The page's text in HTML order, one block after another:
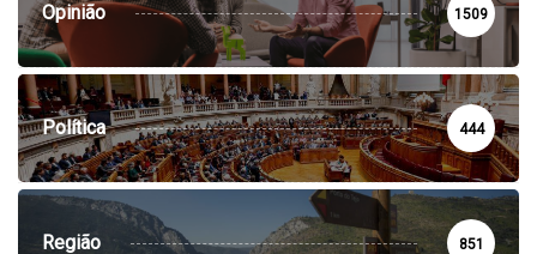
Opinião 1509
Política 444
Região 851